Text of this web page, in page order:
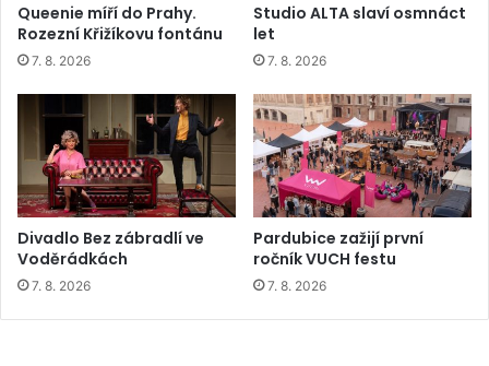
Queenie míří do Prahy.
Rozezní Křižíkovu fontánu
7. 8. 2026
Studio ALTA slaví osmnáct
let
7. 8. 2026
Divadlo Bez zábradlí ve
Voděrádkách
7. 8. 2026
Pardubice zažijí první
ročník VUCH festu
7. 8. 2026